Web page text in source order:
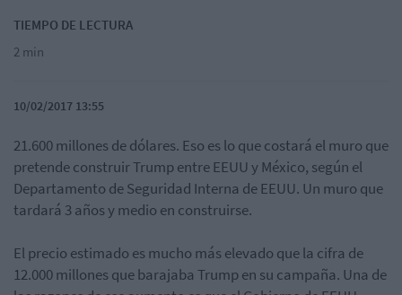
TIEMPO DE LECTURA
2 min
10/02/2017 13:55
21.600 millones de dólares. Eso es lo que costará el muro que
pretende construir Trump entre EEUU y México, según el
Departamento de Seguridad Interna de EEUU. Un muro que
tardará 3 años y medio en construirse.
El precio estimado es mucho más elevado que la cifra de
12.000 millones que barajaba Trump en su campaña. Una de